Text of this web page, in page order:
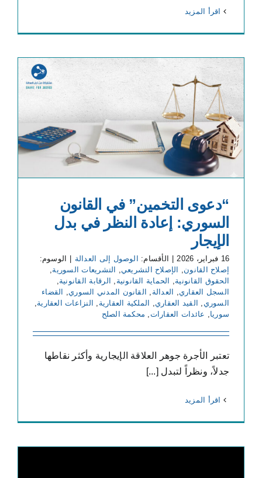
“دعوى التخمين” في القانون
السوري: إعادة النظر في بدل
الإيجار
16 فبراير، 2026 | الأقسام: الوصول إلى العدالة | الوسوم:
إصلاح القانون
الإصلاح التشريعي التشريعات السورية
الحقوق القانونية
الحماية القانونية الرقابة القانونية
السجل العقاري
العدالة القانون المدني السوري
القضاء
السوري
القيد العقاري الملكية العقارية النزاعات العقارية
سوريا
عائدات العقارات محكمة الصلح
تعتبر الأجرة جوهر العلاقة الإيجارية وأكثر نقاطها
جدلاً، ونظراً لتبدل [...]